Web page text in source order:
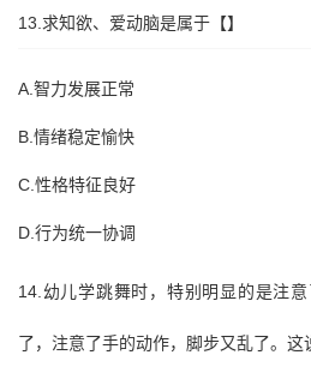
13.求知欲、爱动脑是属于【】
A.智力发展正常
B.情绪稳定愉快
C.性格特征良好
D.行为统一协调
14.幼儿学跳舞时，特别明显的是注
了，注意了手的动作，脚步又乱了。这